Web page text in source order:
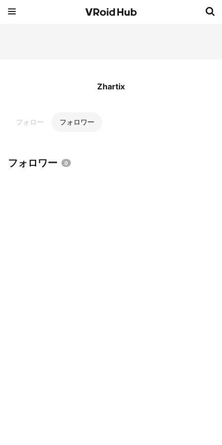
Zhartix
フォロー フォロワー
フォロワー 0